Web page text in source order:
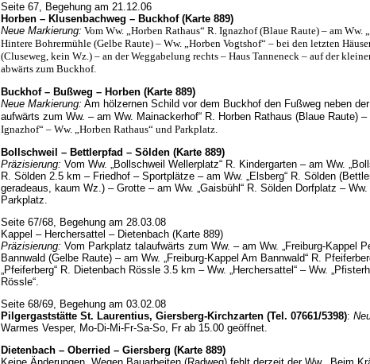
Seite 67, Begehung am 21.12.06
Horben – Klusenbachweg – Buckhof (Karte 889)
Neue Markierung: Vom Ww. „Horben Rathaus“ R. Ignazhof (Blaue Raute) – am Ww.
Hintere Bohrermühle (Gelbe Raute) – Ww. „Horben Vogtshof“ – bei den letzten
(Cluseweg, kein Wz.) – an der Weggabelung rechts – Haus Tanneneck – auf der
abwärts zum Buckhof.
Buckhof – Bußweg – Horben (Karte 889)
Neue Markierung: Am hölzernen Schild vor dem Buckhof den Fußweg neben
aufwärts zum Ww. – am Ww. Mainackerhof“ R. Horben Rathaus (Blaue Raute)
Ignazhof“ – Ww. „Horben Rathaus“ und Parkplatz.
Bollschweil – Bettlerpfad – Sölden (Karte 889)
Präzisierung: Vom Ww. „Bollschweil Wellerplatz“ R. Kindergarten – am Ww.
R. Sölden 2.5 km – Friedhof – Sportplätze – am Ww. „Elsberg“ R. Sölden
geradeaus, kaum Wz.) – Grotte – am Ww. „Gaisbühl“ R. Sölden Dorfplatz – Ww.
Parkplatz.
Seite 67/68, Begehung am 28.03.08
Kappel – Herchersattel – Dietenbach (Karte 889)
Präzisierung: Vom Parkplatz talaufwärts zum Ww. – am Ww. „Freiburg-Kappel
Bannwald (Gelbe Raute) – am Ww. „Freiburg-Kappel Am Bannwald“ R.
„Pfeiferberg“ R. Dietenbach Rössle 3.5 km – Ww. „Herchersattel“ – Ww.
Rössle“.
Seite 68/69, Begehung am 03.02.08
Pilgergaststätte St. Laurentius, Giersberg-Kirchzarten (Tel. 07661/5398):
Warmes Vesper, Mo-Di-Mi-Fr-Sa-So, Fr ab 15.00 geöffnet.
Dietenbach – Oberried – Giersberg (Karte 889)